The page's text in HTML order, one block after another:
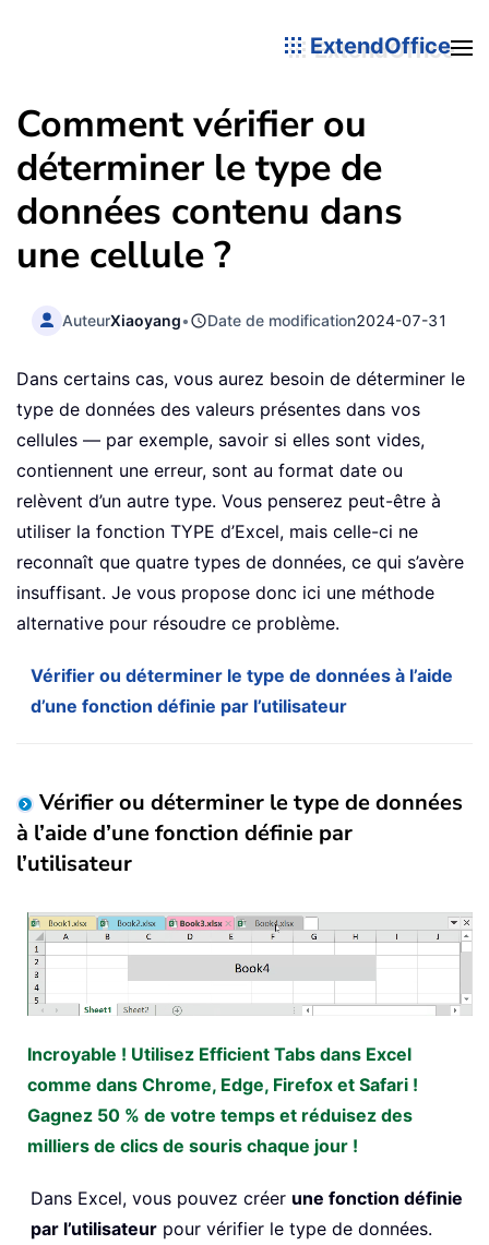
ExtendOffice
Comment vérifier ou
déterminer le type de
données contenu dans
une cellule ?
AuteurXiaoyang• Date de modification2024-07-31
Dans certains cas, vous aurez besoin de déterminer le
type de données des valeurs présentes dans vos
cellules — par exemple, savoir si elles sont vides,
contiennent une erreur, sont au format date ou
relèvent d’un autre type. Vous penserez peut-être à
utiliser la fonction TYPE d’Excel, mais celle-ci ne
reconnaît que quatre types de données, ce qui s’avère
insuffisant. Je vous propose donc ici une méthode
alternative pour résoudre ce problème.
Vérifier ou déterminer le type de données à l’aide
d’une fonction définie par l’utilisateur
Vérifier ou déterminer le type de données
à l’aide d’une fonction définie par
l’utilisateur
Incroyable ! Utilisez Efficient Tabs dans Excel
comme dans Chrome, Edge, Firefox et Safari !
Gagnez 50 % de votre temps et réduisez des
milliers de clics de souris chaque jour !
Dans Excel, vous pouvez créer une fonction définie
par l’utilisateur pour vérifier le type de données.